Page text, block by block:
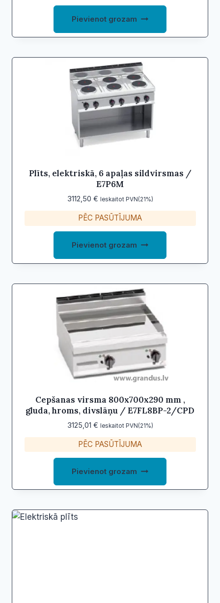
Pievienot grozam
Plīts, elektriskā, 6 apaļas sildvirsmas /
E7P6M
3112,50 € Ieskaitot PVN(21%)
PĒC PASŪTĪJUMA
Pievienot grozam
Cepšanas virsma 800x700x290 mm ,
gluda, hroms, divslāņu / E7FL8BP-2/CPD
3125,01 € Ieskaitot PVN(21%)
PĒC PASŪTĪJUMA
Pievienot grozam